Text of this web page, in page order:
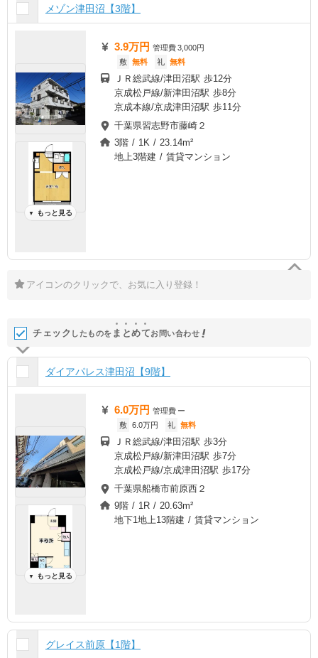
メゾン津田沼【3階】
▼ もっと見る
3.9万円 管理費3,000円
敷 無料 礼 無料
ＪＲ総武線/津田沼駅 歩12分
京成松戸線/新津田沼駅 歩8分
京成本線/京成津田沼駅 歩11分
千葉県習志野市藤崎２
3階 / 1K / 23.14m²
地上3階建 / 賃貸マンション
アイコンのクリックで、お気に入り登録！
チェック したものを ま とめてお問い合わせ
ダイアパレス津田沼【9階】
▼ もっと見る
6.0万円 管理費 ー
敷 6.0万円 礼 無料
ＪＲ総武線/津田沼駅 歩3分
京成松戸線/新津田沼駅 歩7分
京成松戸線/京成津田沼駅 歩17分
千葉県船橋市前原西２
9階 / 1R / 20.63m²
地下1地上13階建 / 賃貸マンション
グレイス前原【1階】